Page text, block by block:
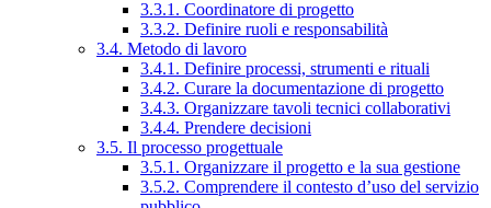
3.3.1. Coordinatore di progetto
3.3.2. Definire ruoli e responsabilità
3.4. Metodo di lavoro
3.4.1. Definire processi, strumenti e rituali
3.4.2. Curare la documentazione di progetto
3.4.3. Organizzare tavoli tecnici collaborativi
3.4.4. Prendere decisioni
3.5. Il processo progettuale
3.5.1. Organizzare il progetto e la sua gestione
3.5.2. Comprendere il contesto d’uso del servizio